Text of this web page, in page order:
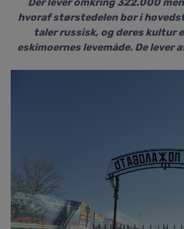
Der lever omkring 322.000
hvoraf størstedelen bor i
taler russisk, og deres kultur
eskimoernes levemåde. De lever